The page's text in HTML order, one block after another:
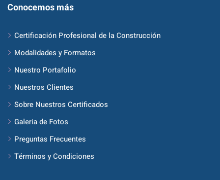
Conocemos más
Certificación Profesional de la Construcción
Modalidades y Formatos
Nuestro Portafolio
Nuestros Clientes
Sobre Nuestros Certificados
Galeria de Fotos
Preguntas Frecuentes
Términos y Condiciones